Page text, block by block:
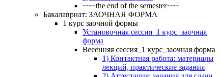
~~~the end of the semester~~~
Бакалавриат: ЗАОЧНАЯ ФОРМА
1 курс заочной формы
Установочная сессия_1 курс_заочная
форма
Весенняя сессия_1 курс_заочная форма
1) Контактная работа: материалы
лекций, практические задания